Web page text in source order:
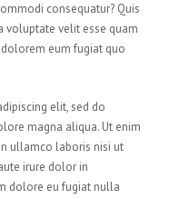
consequatur? Quis
voluptate velit esse quam
eum fugiat quo
elit, sed do
magna aliqua. Ut enim
ullamco laboris nisi ut
irure dolor in
dolore eu fugiat nulla